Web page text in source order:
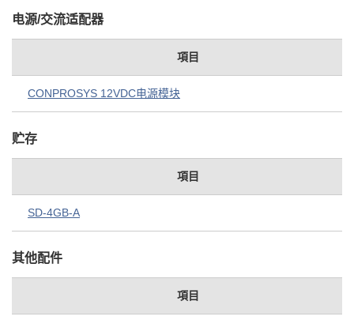
电源/交流适配器
項目
CONPROSYS 12VDC电源模块
贮存
項目
SD-4GB-A
其他配件
項目